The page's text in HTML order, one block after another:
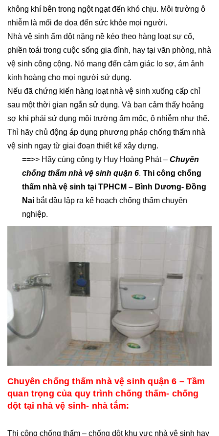
không khí bên trong ngột ngạt đến khó chịu. Môi trường ô
nhiễm là mối đe dọa đến sức khỏe mọi người.
Nhà vệ sinh ẩm dột nặng nề kéo theo hàng loạt sự cố,
phiền toái trong cuộc sống gia đình, hay tại văn phòng, nhà
vệ sinh công cộng. Nó mang đến cảm giác lo sợ, ám ảnh
kinh hoàng cho mọi người sử dụng.
Nếu đã chứng kiến hàng loạt nhà vệ sinh xuống cấp chỉ
sau một thời gian ngắn sử dụng. Và bạn cảm thấy hoảng
sợ khi phải sử dụng môi trường ẩm mốc, ô nhiễm như thế.
Thì hãy chủ động áp dụng phương pháp chống thấm nhà
vệ sinh ngay từ giai đoạn thiết kế xây dựng.
==>> Hãy cùng công ty Huy Hoàng Phát – Chuyên
chống thấm nhà vệ sinh quận 6. Thi công chống
thấm nhà vệ sinh tại TPHCM – Bình Dương- Đồng
Nai bắt đầu lập ra kế hoạch chống thấm chuyên
nghiệp.
Chuyên chống thấm nhà vệ sinh quận 6 – Tầm
quan trọng của quy trình chống thấm- chống
dột tại nhà vệ sinh- nhà tắm:
Thi công chống thấm – chống dột khu vực nhà vệ sinh hay